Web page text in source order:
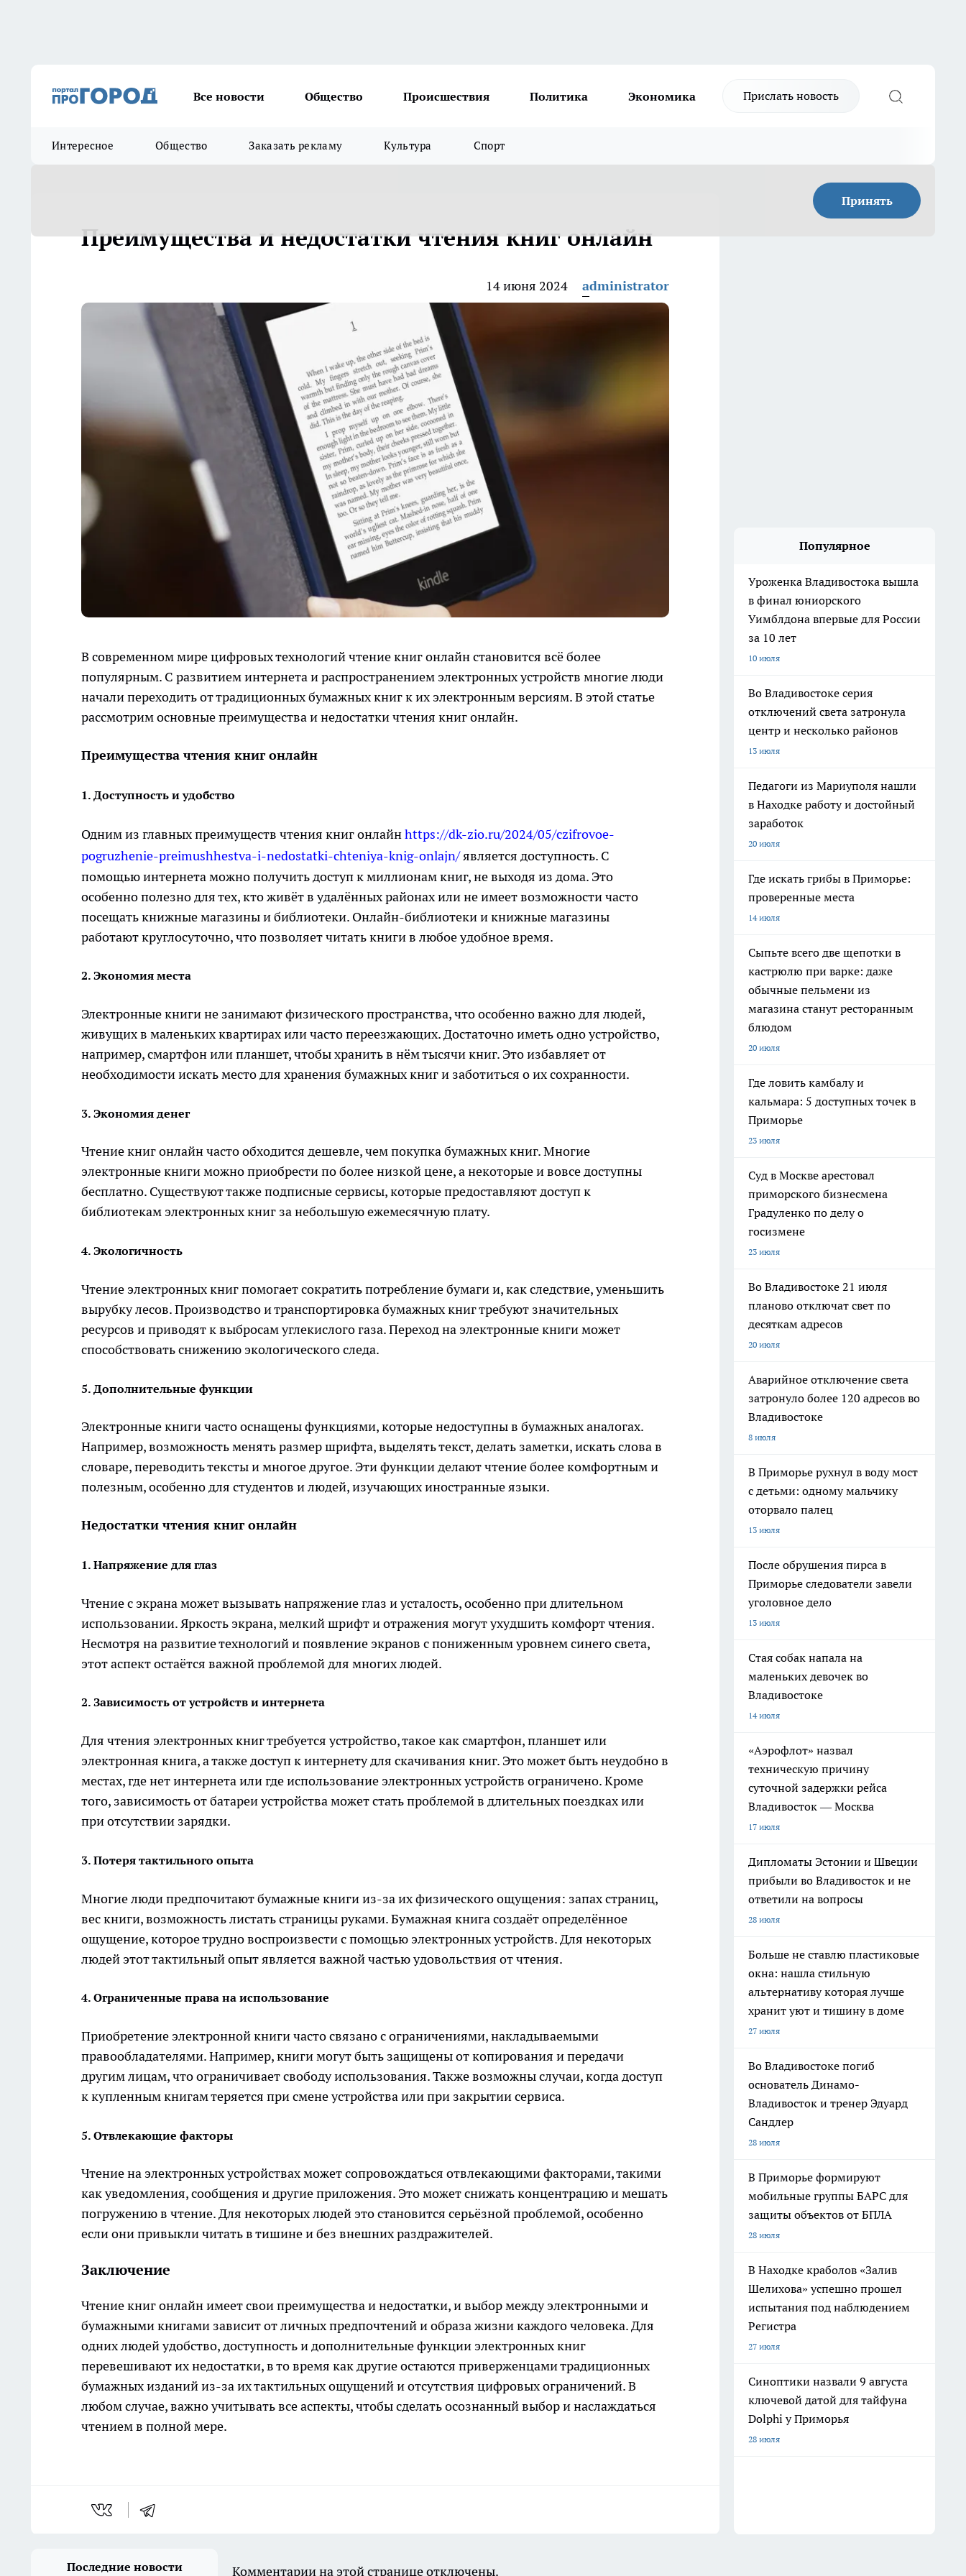
Все новости Общество Происшествия Политика Экономика Прислать новость
Интересное Общество Заказать рекламу Культура Спорт
Принять
Преимущества и недостатки чтения книг онлайн
14 июня 2024 administrator
В современном мире цифровых технологий чтение книг онлайн становится всё более
популярным. С развитием интернета и распространением электронных устройств многие люди
начали переходить от традиционных бумажных книг к их электронным версиям. В этой статье
рассмотрим основные преимущества и недостатки чтения книг онлайн.
Преимущества чтения книг онлайн
1. Доступность и удобство
Одним из главных преимуществ чтения книг онлайнhttps://dk-zio.ru/2024/05/czifrovoe-
pogruzhenie-preimushhestva-i-nedostatki-chteniya-knig-onlajn/является доступность. С
помощью интернета можно получить доступ к миллионам книг, не выходя из дома. Это
особенно полезно для тех, кто живёт в удалённых районах или не имеет возможности часто
посещать книжные магазины и библиотеки. Онлайн-библиотеки и книжные магазины
работают круглосуточно, что позволяет читать книги в любое удобное время.
2. Экономия места
Электронные книги не занимают физического пространства, что особенно важно для людей,
живущих в маленьких квартирах или часто переезжающих. Достаточно иметь одно устройство,
например, смартфон или планшет, чтобы хранить в нём тысячи книг. Это избавляет от
необходимости искать место для хранения бумажных книг и заботиться о их сохранности.
3. Экономия денег
Чтение книг онлайн часто обходится дешевле, чем покупка бумажных книг. Многие
электронные книги можно приобрести по более низкой цене, а некоторые и вовсе доступны
бесплатно. Существуют также подписные сервисы, которые предоставляют доступ к
библиотекам электронных книг за небольшую ежемесячную плату.
4. Экологичность
Чтение электронных книг помогает сократить потребление бумаги и, как следствие, уменьшить
вырубку лесов. Производство и транспортировка бумажных книг требуют значительных
ресурсов и приводят к выбросам углекислого газа. Переход на электронные книги может
способствовать снижению экологического следа.
5. Дополнительные функции
Электронные книги часто оснащены функциями, которые недоступны в бумажных аналогах.
Например, возможность менять размер шрифта, выделять текст, делать заметки, искать слова в
словаре, переводить тексты и многое другое. Эти функции делают чтение более комфортным и
полезным, особенно для студентов и людей, изучающих иностранные языки.
Недостатки чтения книг онлайн
1. Напряжение для глаз
Чтение с экрана может вызывать напряжение глаз и усталость, особенно при длительном
использовании. Яркость экрана, мелкий шрифт и отражения могут ухудшить комфорт чтения.
Несмотря на развитие технологий и появление экранов с пониженным уровнем синего света,
этот аспект остаётся важной проблемой для многих людей.
2. Зависимость от устройств и интернета
Для чтения электронных книг требуется устройство, такое как смартфон, планшет или
электронная книга, а также доступ к интернету для скачивания книг. Это может быть неудобно в
местах, где нет интернета или где использование электронных устройств ограничено. Кроме
того, зависимость от батареи устройства может стать проблемой в длительных поездках или
при отсутствии зарядки.
3. Потеря тактильного опыта
Многие люди предпочитают бумажные книги из-за их физического ощущения: запах страниц,
вес книги, возможность листать страницы руками. Бумажная книга создаёт определённое
ощущение, которое трудно воспроизвести с помощью электронных устройств. Для некоторых
людей этот тактильный опыт является важной частью удовольствия от чтения.
4. Ограниченные права на использование
Приобретение электронной книги часто связано с ограничениями, накладываемыми
правообладателями. Например, книги могут быть защищены от копирования и передачи
другим лицам, что ограничивает свободу использования. Также возможны случаи, когда доступ
к купленным книгам теряется при смене устройства или при закрытии сервиса.
5. Отвлекающие факторы
Чтение на электронных устройствах может сопровождаться отвлекающими факторами, такими
как уведомления, сообщения и другие приложения. Это может снижать концентрацию и мешать
погружению в чтение. Для некоторых людей это становится серьёзной проблемой, особенно
если они привыкли читать в тишине и без внешних раздражителей.
Заключение
Чтение книг онлайн имеет свои преимущества и недостатки, и выбор между электронными и
бумажными книгами зависит от личных предпочтений и образа жизни каждого человека. Для
одних людей удобство, доступность и дополнительные функции электронных книг
перевешивают их недостатки, в то время как другие остаются приверженцами традиционных
бумажных изданий из-за их тактильных ощущений и отсутствия цифровых ограничений. В
любом случае, важно учитывать все аспекты, чтобы сделать осознанный выбор и наслаждаться
чтением в полной мере.
Популярное
Уроженка Владивостока вышла
в финал юниорского
Уимблдона впервые для России
за 10 лет
10 июля
Во Владивостоке серия
отключений света затронула
центр и несколько районов
13 июля
Педагоги из Мариуполя нашли
в Находке работу и достойный
заработок
20 июля
Где искать грибы в Приморье:
проверенные места
14 июля
Сыпьте всего две щепотки в
кастрюлю при варке: даже
обычные пельмени из
магазина станут ресторанным
блюдом
20 июля
Где ловить камбалу и
кальмара: 5 доступных точек в
Приморье
23 июля
Суд в Москве арестовал
приморского бизнесмена
Градуленко по делу о
госизмене
23 июля
Во Владивостоке 21 июля
планово отключат свет по
десяткам адресов
20 июля
Аварийное отключение света
затронуло более 120 адресов во
Владивостоке
8 июля
В Приморье рухнул в воду мост
с детьми: одному мальчику
оторвало палец
13 июля
После обрушения пирса в
Приморье следователи завели
уголовное дело
13 июля
Стая собак напала на
маленьких девочек во
Владивостоке
14 июля
«Аэрофлот» назвал
техническую причину
суточной задержки рейса
Владивосток — Москва
17 июля
Дипломаты Эстонии и Швеции
прибыли во Владивосток и не
ответили на вопросы
28 июля
Больше не ставлю пластиковые
окна: нашла стильную
альтернативу которая лучше
хранит уют и тишину в доме
27 июля
Во Владивостоке погиб
основатель Динамо-
Владивосток и тренер Эдуард
Сандлер
28 июля
В Приморье формируют
мобильные группы БАРС для
защиты объектов от БПЛА
28 июля
В Находке краболов «Залив
Шелихова» успешно прошел
испытания под наблюдением
Регистра
27 июля
Синоптики назвали 9 августа
ключевой датой для тайфуна
Dolphi у Приморья
28 июля
Последние новости Комментарии на этой странице отключены.